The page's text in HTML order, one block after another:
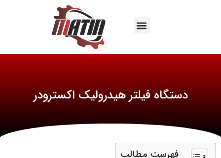
دستگاه فیلتر هیدرولیک اکسترودر
فهرست مطالب